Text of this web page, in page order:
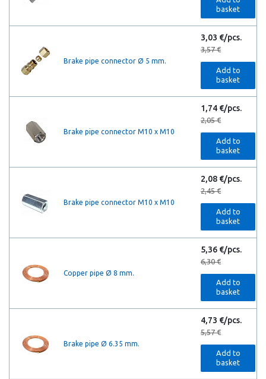
basket
Brake pipe connector Ø 5 mm.
3,03 €/pcs.
3,57 €
Add to
basket
Brake pipe connector M10 x M10
1,74 €/pcs.
2,05 €
Add to
basket
Brake pipe connector M10 x M10
2,08 €/pcs.
2,45 €
Add to
basket
Copper pipe Ø 8 mm.
5,36 €/pcs.
6,30 €
Add to
basket
Brake pipe Ø 6.35 mm.
4,73 €/pcs.
5,57 €
Add to
basket